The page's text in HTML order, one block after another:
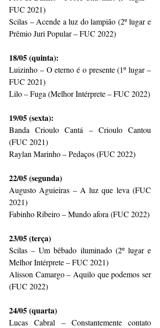
FUC 2021)
Scilas – Acende a luz do lampião (2º lugar e
Prêmio Juri Popular – FUC 2022)
18/05 (quinta):
Luizinho – O eterno é o presente (1º lugar –
FUC 2021)
Lilo – Fuga (Melhor Intérprete – FUC 2022)
19/05 (sexta):
Banda Crioulo Cantá – Crioulo Cantou
(FUC 2021)
Raylan Marinho – Pedaços (FUC 2022)
22/05 (segunda)
Augusto Aguieiras – A luz que leva (FUC
2021)
Fabinho Ribeiro – Mundo afora (FUC 2022)
23/05 (terça)
Scilas – Um bêbado iluminado (2º lugar e
Melhor Intérprete – FUC 2021)
Alisson Camargo – Aquilo que podemos ser
(FUC 2022)
24/05 (quarta)
Lucas Cabral – Constantemente contato